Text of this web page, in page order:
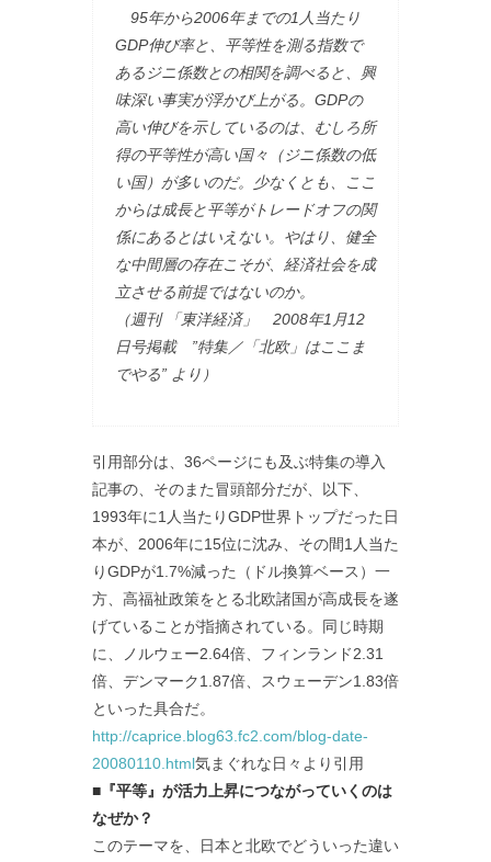
95年から2006年までの1人当たり
GDP伸び率と、平等性を測る指数で
あるジニ係数との相関を調べると、興
味深い事実が浮かび上がる。GDPの
高い伸びを示しているのは、むしろ所
得の平等性が高い国々（ジニ係数の低
い国）が多いのだ。少なくとも、ここ
からは成長と平等がトレードオフの関
係にあるとはいえない。やはり、健全
な中間層の存在こそが、経済社会を成
立させる前提ではないのか。
（週刊 「東洋経済」 2008年1月12
日号掲載 ”特集／「北欧」はここま
でやる” より）
引用部分は、36ページにも及ぶ特集の導入
記事の、そのまた冒頭部分だが、以下、
1993年に1人当たりGDP世界トップだった日
本が、2006年に15位に沈み、その間1人当た
りGDPが1.7%減った（ドル換算ベース）一
方、高福祉政策をとる北欧諸国が高成長を遂
げていることが指摘されている。同じ時期
に、ノルウェー2.64倍、フィンランド2.31
倍、デンマーク1.87倍、スウェーデン1.83倍
といった具合だ。
http://caprice.blog63.fc2.com/blog-date-
20080110.html気まぐれな日々より引用
■『平等』が活力上昇につながっていくのは
なぜか？
このテーマを、日本と北欧でどういった違い